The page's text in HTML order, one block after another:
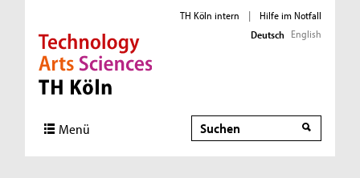
Direkt zur Hauptnavigation
Direkt zur Subnavigation
Direkt zum Inhalt
Direkt zum Fußbereich
TH Köln intern |
Hilfe im Notfall
Deutsch English
Menü Suche